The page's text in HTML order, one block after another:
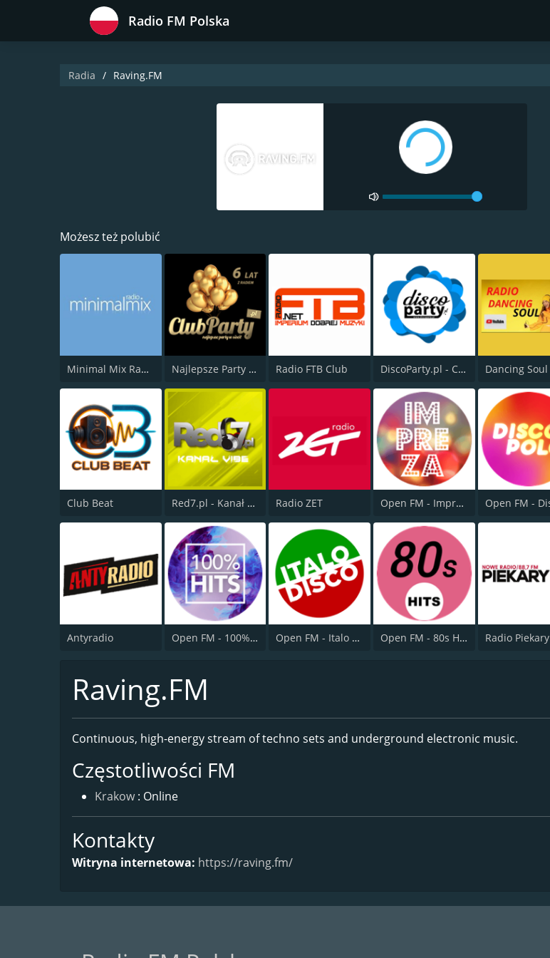
Radio FM Polska
Radia Raving.FM
Możesz też polubić
Minimal Mix Radio Najlepsze Party w Sieci Radio FTB Club DiscoParty.pl - Club MiX Dancing Soul
Club Beat Red7.pl - Kanał EDM Radio ZET Open FM - Impreza
Antyradio Open FM - 100% Hits Open FM - Italo Disco Open FM - 80s Hits Radio Piekary
Raving.FM
Continuous, high-energy stream of techno sets and underground electronic music.
Częstotliwości FM
Krakow : Online
Kontakty
Witryna internetowa: https://raving.fm/